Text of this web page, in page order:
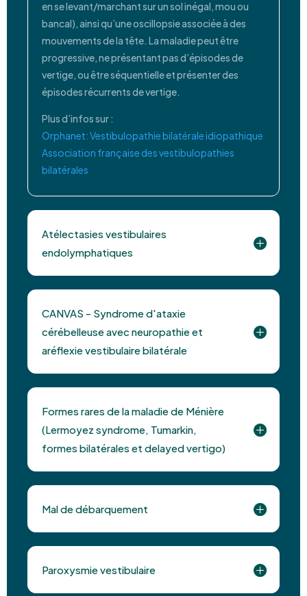
en se levant/marchant sur un sol inégal, mou ou
bancal), ainsi qu’une oscillopsie associée à des
mouvements de la tête. La maladie peut être
progressive, ne présentant pas d’épisodes de
vertige, ou être séquentielle et présenter des
épisodes récurrents de vertige.
Plus d’infos sur :
Orphanet: Vestibulopathie bilatérale idiopathique
Association française des vestibulopathies
bilatérales
Atélectasies vestibulaires
endolymphatiques
CANVAS - Syndrome d'ataxie
cérébelleuse avec neuropathie et
aréflexie vestibulaire bilatérale
Formes rares de la maladie de Ménière
(Lermoyez syndrome, Tumarkin,
formes bilatérales et delayed vertigo)
Mal de débarquement
Paroxysmie vestibulaire